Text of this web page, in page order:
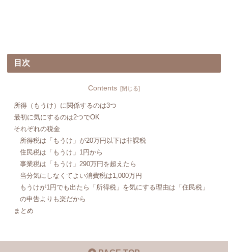
目次
Contents
所得（もうけ）に関係するのは3つ
最初に気にするのは2つでOK
それぞれの税金
所得税は「もうけ」が20万円以下は非課税
住民税は「もうけ」1円から
事業税は「もうけ」290万円を超えたら
当分気にしなくてよい消費税は1,000万円
もうけが1円でも出たら「所得税」を気にする理由は「住民税」
の申告よりも楽だから
まとめ